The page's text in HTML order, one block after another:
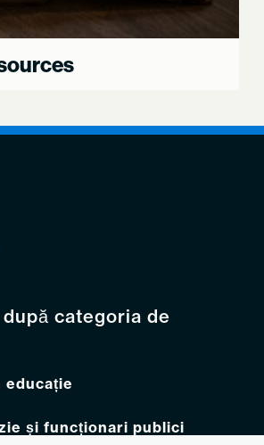
categoria de
și funcționari publici